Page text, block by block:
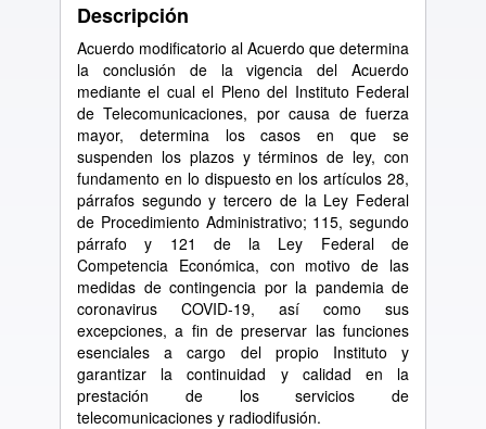
Descripción
Acuerdo modificatorio al Acuerdo que determina
la conclusión de la vigencia del Acuerdo
mediante el cual el Pleno del Instituto Federal
de Telecomunicaciones, por causa de fuerza
mayor, determina los casos en que se
suspenden los plazos y términos de ley, con
fundamento en lo dispuesto en los artículos 28,
párrafos segundo y tercero de la Ley Federal
de Procedimiento Administrativo; 115, segundo
párrafo y 121 de la Ley Federal de
Competencia Económica, con motivo de las
medidas de contingencia por la pandemia de
coronavirus COVID-19, así como sus
excepciones, a fin de preservar las funciones
esenciales a cargo del propio Instituto y
garantizar la continuidad y calidad en la
prestación de los servicios de
telecomunicaciones y radiodifusión.